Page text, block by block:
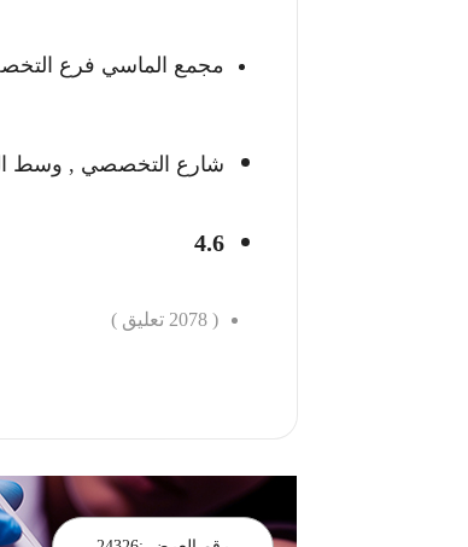
مجمع الماسي فرع
شارع التخصصي , وسط
4.6
(
2078 تعليق )